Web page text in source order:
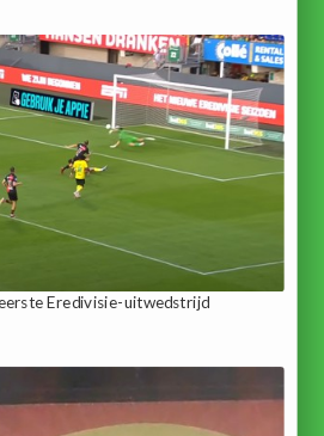
Eredivisie-uitwedstrijd